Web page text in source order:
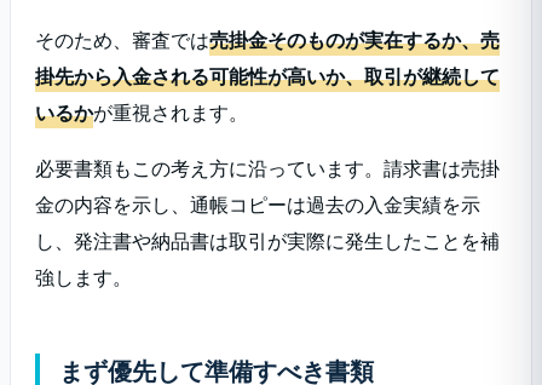
そのため、審査では売掛金そのものが実在するか、売
掛先から入金される可能性が高いか、取引が継続して
いるかが重視されます。
必要書類もこの考え方に沿っています。請求書は売掛
金の内容を示し、通帳コピーは過去の入金実績を示
し、発注書や納品書は取引が実際に発生したことを補
強します。
まず優先して準備すべき書類